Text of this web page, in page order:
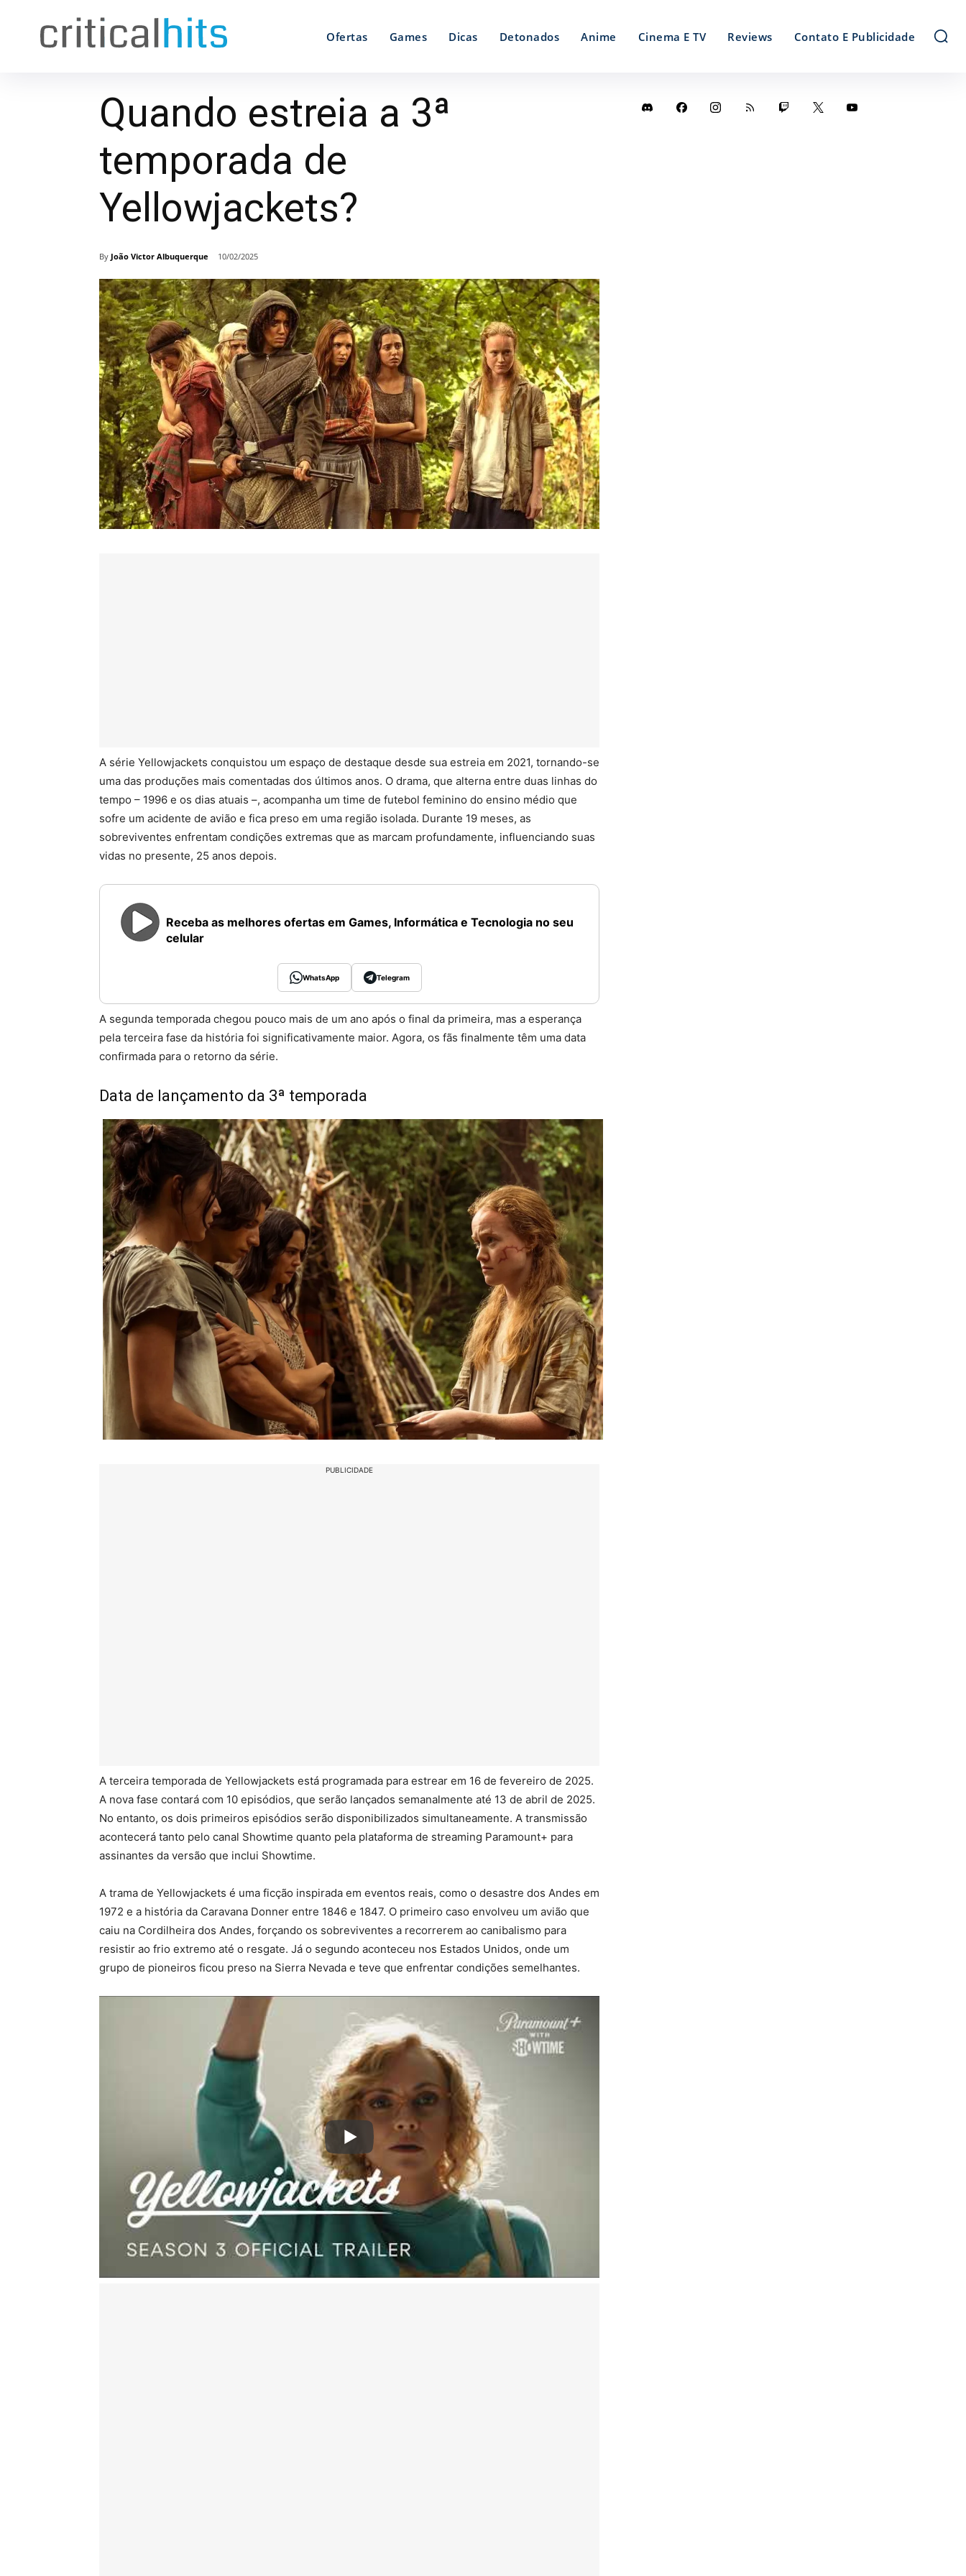
Ofertas Games Dicas Detonados Anime Cinema E TV Reviews Contato E Publicidade
Quando estreia a 3ª
temporada de
Yellowjackets?
By João Victor Albuquerque 10/02/2025
A série Yellowjackets conquistou um espaço de destaque desde sua estreia em 2021, tornando-se
uma das produções mais comentadas dos últimos anos. O drama, que alterna entre duas linhas do
tempo – 1996 e os dias atuais –, acompanha um time de futebol feminino do ensino médio que
sofre um acidente de avião e fica preso em uma região isolada. Durante 19 meses, as
sobreviventes enfrentam condições extremas que as marcam profundamente, influenciando suas
vidas no presente, 25 anos depois.
Receba as melhores ofertas em Games, Informática e Tecnologia no seu
celular
WhatsApp Telegram
A segunda temporada chegou pouco mais de um ano após o final da primeira, mas a esperança
pela terceira fase da história foi significativamente maior. Agora, os fãs finalmente têm uma data
confirmada para o retorno da série.
Data de lançamento da 3ª temporada
PUBLICIDADE
A terceira temporada de Yellowjackets está programada para estrear em 16 de fevereiro de 2025.
A nova fase contará com 10 episódios, que serão lançados semanalmente até 13 de abril de 2025.
No entanto, os dois primeiros episódios serão disponibilizados simultaneamente. A transmissão
acontecerá tanto pelo canal Showtime quanto pela plataforma de streaming Paramount+ para
assinantes da versão que inclui Showtime.
A trama de Yellowjackets é uma ficção inspirada em eventos reais, como o desastre dos Andes em
1972 e a história da Caravana Donner entre 1846 e 1847. O primeiro caso envolveu um avião que
caiu na Cordilheira dos Andes, forçando os sobreviventes a recorrerem ao canibalismo para
resistir ao frio extremo até o resgate. Já o segundo aconteceu nos Estados Unidos, onde um
grupo de pioneiros ficou preso na Sierra Nevada e teve que enfrentar condições semelhantes.